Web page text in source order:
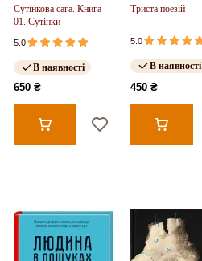
Сутінкова сага. Книга
01. Сутінки
5.0
В наявності
650 ₴
Триста поезій
5.0
В наявності
450 ₴